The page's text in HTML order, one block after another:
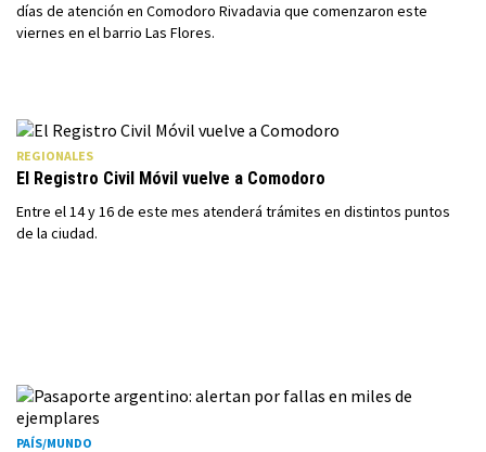
días de atención en Comodoro Rivadavia que comenzaron este
viernes en el barrio Las Flores.
REGIONALES
El Registro Civil Móvil vuelve a Comodoro
Entre el 14 y 16 de este mes atenderá trámites en distintos puntos
de la ciudad.
PAÍS/MUNDO